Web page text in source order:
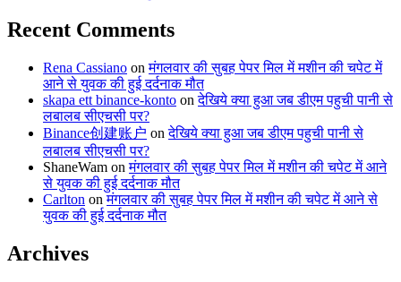
Recent Comments
Rena Cassiano onमंगलवार की सुबह पेपर मिल में मशीन की चपेट में
आने से युवक की हुई दर्दनाक मौत
skapa ett binance-konto onदेखिये क्या हुआ जब डीएम पहुची पानी से
लबालब सीएचसी पर?
Binance创建账户 onदेखिये क्या हुआ जब डीएम पहुची पानी से
लबालब सीएचसी पर?
ShaneWam onमंगलवार की सुबह पेपर मिल में मशीन की चपेट में आने
से युवक की हुई दर्दनाक मौत
Carlton onमंगलवार की सुबह पेपर मिल में मशीन की चपेट में आने से
युवक की हुई दर्दनाक मौत
Archives